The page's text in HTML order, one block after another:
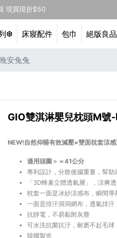
❆ 床寢配件 包巾 絕版良
現買現折$50
安兔兔
GIO雙淇淋嬰兒枕頭M號
NEW!自然仰睡有效減壓×雙面枕套涼
適用頭圍＞＝41公分
專利設計，分散後腦重量，幫助
「3D蜂巢立體透氣層」，涼爽
枕套一面是冰紗涼感布， 瞬間導
一面是排汗洞洞網布，透氣排汗
抗靜電，不易黏附灰塵
可水洗抗菌抗汙，耐磨不起毛球
韓國製造